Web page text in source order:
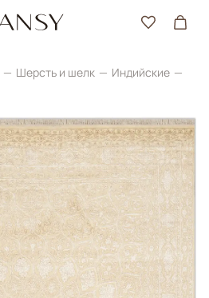
Шерсть и шелк
Индийские